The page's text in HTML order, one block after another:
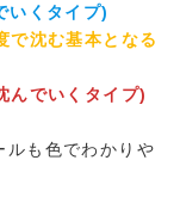
いくタイプ)
沈む基本となる
んでいくタイプ)
ルも色でわかりや